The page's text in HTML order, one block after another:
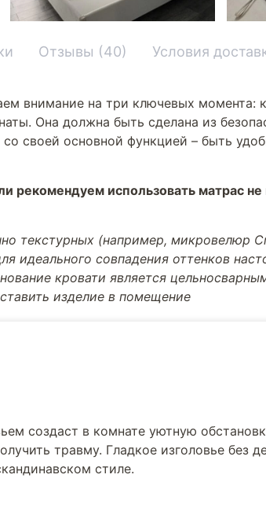
Отзывы (40) Условия
внимание на три ключевых момента:
Она должна быть сделана из
своей основной функцией – быть
рекомендуем использовать матрас
текстурных (например, микровелюр
идеального совпадения оттенков
кровати является
изделие в помещение
создаст в комнате уютную
травму. Гладкое изголовье без
стиле.